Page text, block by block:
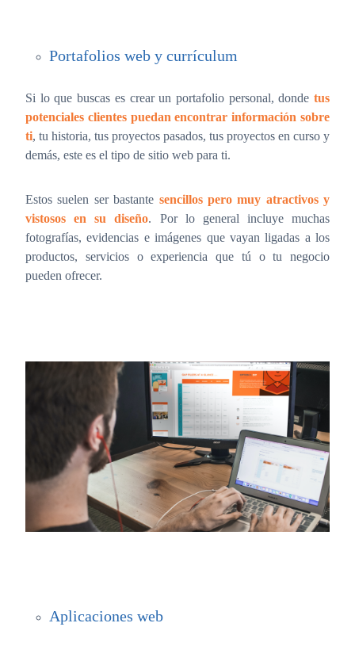
Portafolios web y currículum
Si lo que buscas es crear un portafolio personal, donde tus
potenciales clientes puedan encontrar información sobre
ti, tu historia, tus proyectos pasados, tus proyectos en curso y
demás, este es el tipo de sitio web para ti.
Estos suelen ser bastante sencillos pero muy atractivos y
vistosos en su diseño. Por lo general incluye muchas
fotografías, evidencias e imágenes que vayan ligadas a los
productos, servicios o experiencia que tú o tu negocio
pueden ofrecer.
Aplicaciones web